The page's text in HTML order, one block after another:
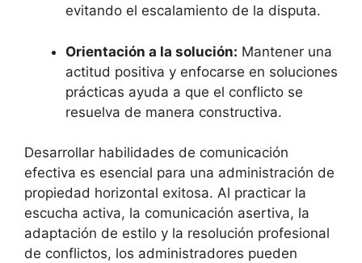
evitando el escalamiento de la disputa.
Orientación a la solución: Mantener una
actitud positiva y enfocarse en soluciones
prácticas ayuda a que el conflicto se
resuelva de manera constructiva.
Desarrollar habilidades de comunicación
efectiva es esencial para una administración de
propiedad horizontal exitosa. Al practicar la
escucha activa, la comunicación asertiva, la
adaptación de estilo y la resolución profesional
de conflictos, los administradores pueden